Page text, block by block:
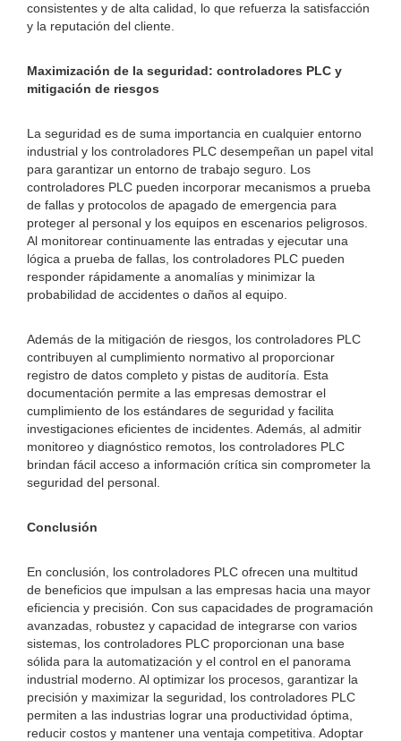
consistentes y de alta calidad, lo que refuerza la satisfacción
y la reputación del cliente.
Maximización de la seguridad: controladores PLC y
mitigación de riesgos
La seguridad es de suma importancia en cualquier entorno
industrial y los controladores PLC desempeñan un papel vital
para garantizar un entorno de trabajo seguro. Los
controladores PLC pueden incorporar mecanismos a prueba
de fallas y protocolos de apagado de emergencia para
proteger al personal y los equipos en escenarios peligrosos.
Al monitorear continuamente las entradas y ejecutar una
lógica a prueba de fallas, los controladores PLC pueden
responder rápidamente a anomalías y minimizar la
probabilidad de accidentes o daños al equipo.
Además de la mitigación de riesgos, los controladores PLC
contribuyen al cumplimiento normativo al proporcionar
registro de datos completo y pistas de auditoría. Esta
documentación permite a las empresas demostrar el
cumplimiento de los estándares de seguridad y facilita
investigaciones eficientes de incidentes. Además, al admitir
monitoreo y diagnóstico remotos, los controladores PLC
brindan fácil acceso a información crítica sin comprometer la
seguridad del personal.
Conclusión
En conclusión, los controladores PLC ofrecen una multitud
de beneficios que impulsan a las empresas hacia una mayor
eficiencia y precisión. Con sus capacidades de programación
avanzadas, robustez y capacidad de integrarse con varios
sistemas, los controladores PLC proporcionan una base
sólida para la automatización y el control en el panorama
industrial moderno. Al optimizar los procesos, garantizar la
precisión y maximizar la seguridad, los controladores PLC
permiten a las industrias lograr una productividad óptima,
reducir costos y mantener una ventaja competitiva. Adoptar